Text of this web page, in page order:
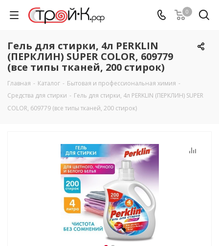
0
Гель для стирки, 4л PERKLIN
(ПЕРКЛИН) SUPER COLOR, 609779
(все типы тканей, 200 стирок)
Главная - Каталог - Бытовая и профессиональная химия -
Средства для стирки - Гель для стирки, 4л PERKLIN (ПЕРКЛИН) SUPER
COLOR, 609779 (все типы тканей, 200 стирок)